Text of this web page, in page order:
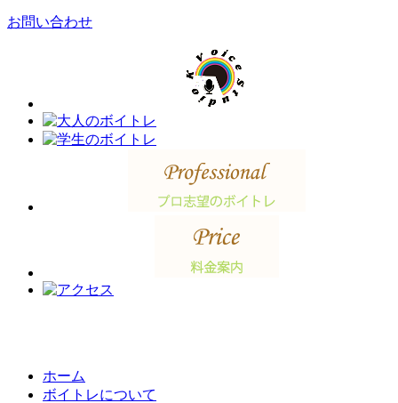
お問い合わせ
ホーム
ボイトレについて